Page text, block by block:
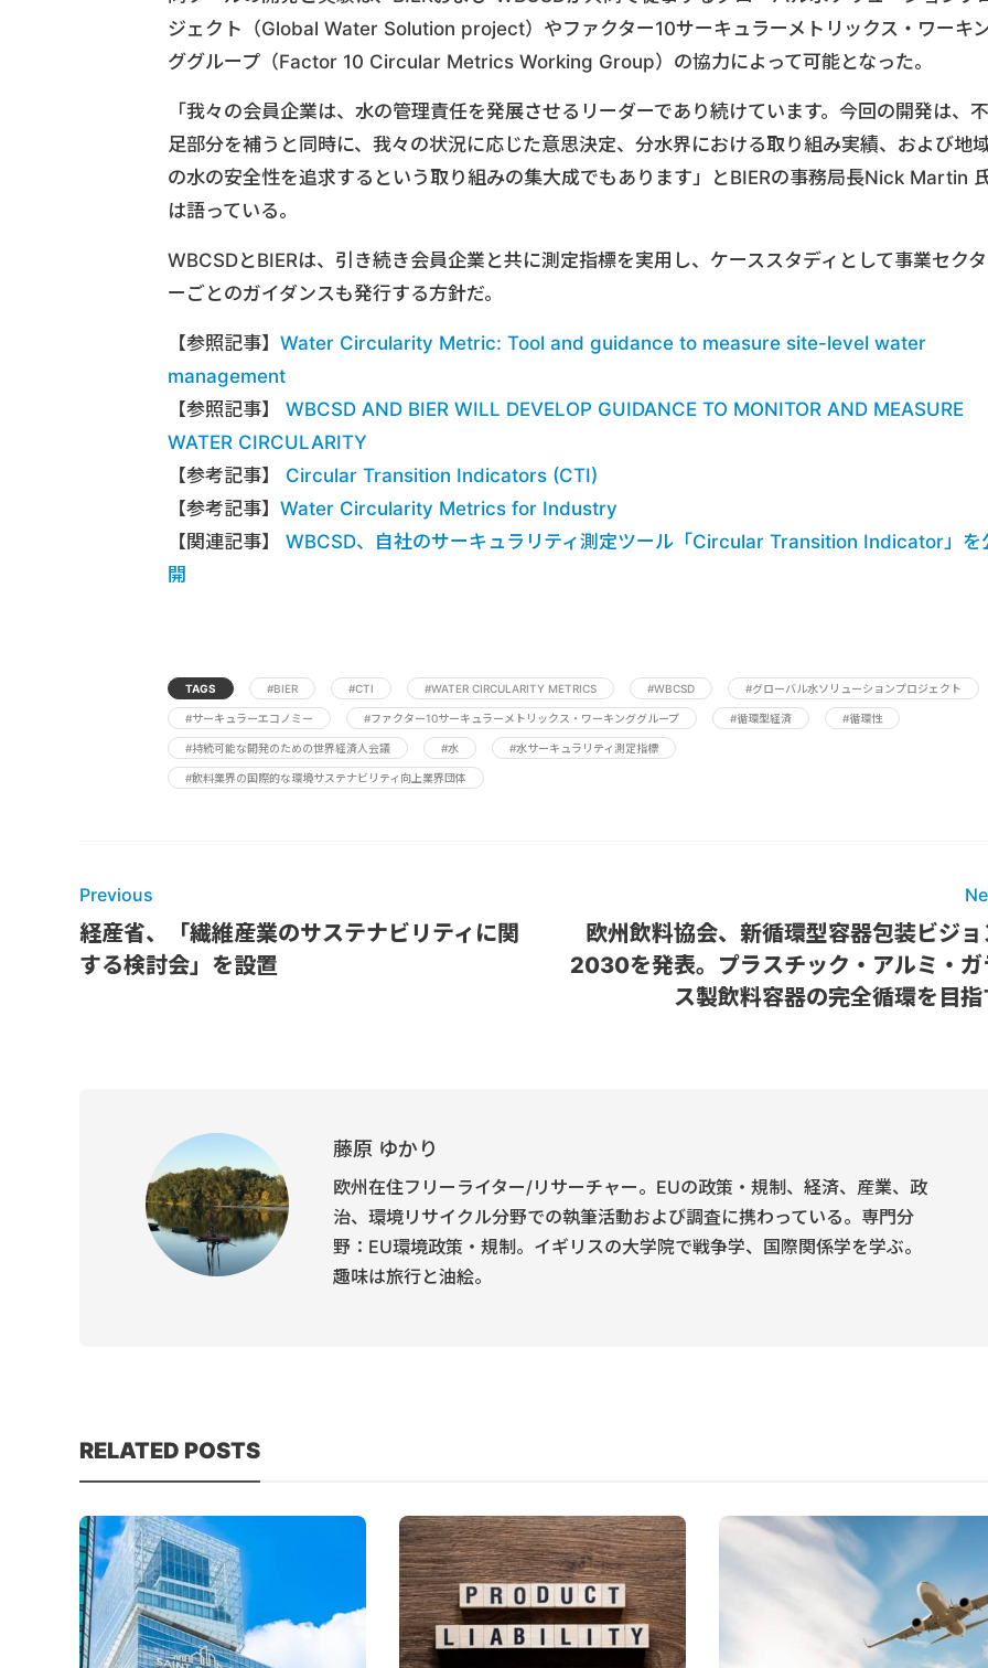
ジェクト（Global Water Solution project）やファクター10サーキュラーメトリックス・ワーキ
ググループ（Factor 10 Circular Metrics Working Group）の協力によって可能となった。
「我々の会員企業は、水の管理責任を発展させるリーダーであり続けています。今回の開発は、不
足部分を補うと同時に、我々の状況に応じた意思決定、分水界における取り組み実績、および地
の水の安全性を追求するという取り組みの集大成でもあります」とBIERの事務局長Nick Martin
は語っている。
WBCSDとBIERは、引き続き会員企業と共に測定指標を実用し、ケーススタディとして事業セクタ
ーごとのガイダンスも発行する方針だ。
【参照記事】 Water Circularity Metric: Tool and guidance to measure site-level water
management
【参照記事】 WBCSD AND BIER WILL DEVELOP GUIDANCE TO MONITOR AND MEASURE
WATER CIRCULARITY
【参考記事】 Circular Transition Indicators (CTI)
【参考記事】 Water Circularity Metrics for Industry
【関連記事】 WBCSD、自社のサーキュラリティ測定ツール「Circular Transition Indicator」を
開
TAGS #BIER #CTI #WATER CIRCULARITY METRICS #WBCSD #グローバル水ソリューションプロジェクト
#サーキュラーエコノミー #ファクター10サーキュラーメトリックス・ワーキンググループ #循環型経済 #循環性
#持続可能な開発のための世界経済人会議 #水 #水サーキュラリティ測定指標
#飲料業界の国際的な環境サステナビリティ向上業界団体
Previous
経産省、「繊維産業のサステナビリティに関
する検討会」を設置
欧州飲料協会、新循環型容器包装ビジョ
2030を発表。プラスチック・アルミ・ガ
ス製飲料容器の完全循環を目指
藤原 ゆかり
欧州在住フリーライター/リサーチャー。EUの政策・規制、経済、産業、政
治、環境リサイクル分野での執筆活動および調査に携わっている。専門分
野：EU環境政策・規制。イギリスの大学院で戦争学、国際関係学を学ぶ。
趣味は旅行と油絵。
RELATED POSTS